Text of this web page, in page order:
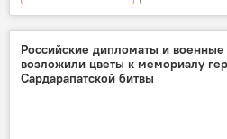
шахматы
Видео
Российские дипломаты и военные
возложили цветы к мемориалу
Сардарапатской битвы